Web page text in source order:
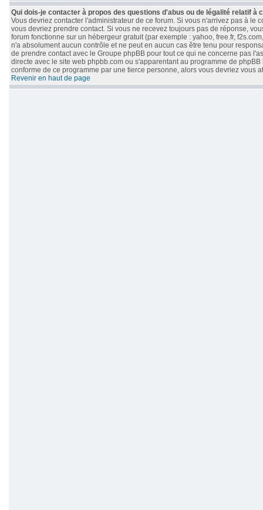
Qui dois-je contacter à propos des questions d'abus ou de légalité relatif à
Vous devriez contacter l'administrateur de ce forum. Si vous n'arrivez pas à
vous devriez prendre contact. Si vous ne recevez toujours pas de réponse,
forum fonctionne sur un hébergeur gratuit (par exemple : yahoo, free.fr,
n'a absolument aucun contrôle et ne peut en aucun cas être tenu pour
de prendre contact avec le Groupe phpBB pour tout ce qui ne concerne pas
directe avec le site web phpbb.com ou s'apparentant au programme de
conforme de ce programme par une tierce personne, alors vous devriez vous
Revenir en haut de page